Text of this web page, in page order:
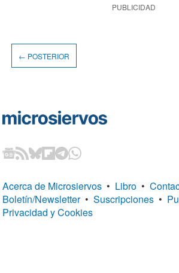
PUBLICIDAD
← POSTERIOR
Acerca de Microsiervos • Libro •
Boletín/Newsletter • Suscripciones •
Privacidad y Cookies